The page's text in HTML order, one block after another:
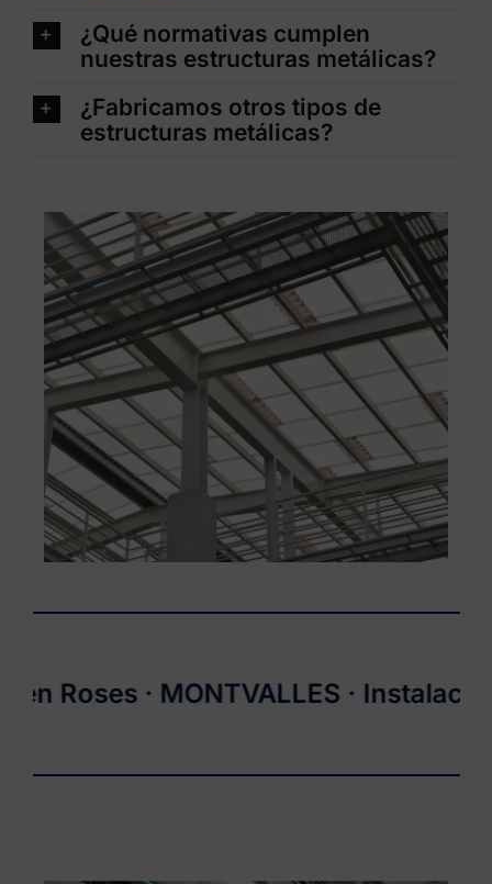
¿Qué normativas cumplen
nuestras estructuras metálicas?
¿Fabricamos otros tipos de
estructuras metálicas?
·MONTVALLES· Instalación